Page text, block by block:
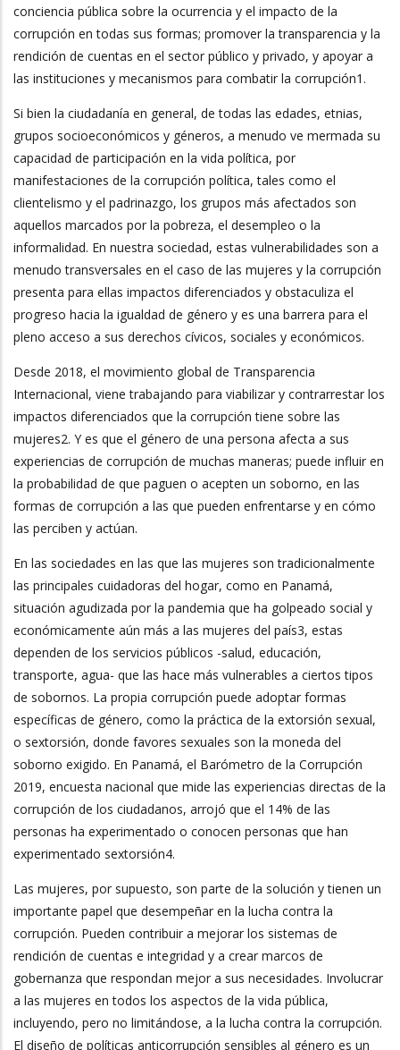
conciencia pública sobre la ocurrencia y el impacto de la
corrupción en todas sus formas; promover la transparencia y la
rendición de cuentas en el sector público y privado, y apoyar a
las instituciones y mecanismos para combatir la corrupción1.
Si bien la ciudadanía en general, de todas las edades, etnias,
grupos socioeconómicos y géneros, a menudo ve mermada su
capacidad de participación en la vida política, por
manifestaciones de la corrupción política, tales como el
clientelismo y el padrinazgo, los grupos más afectados son
aquellos marcados por la pobreza, el desempleo o la
informalidad. En nuestra sociedad, estas vulnerabilidades son a
menudo transversales en el caso de las mujeres y la corrupción
presenta para ellas impactos diferenciados y obstaculiza el
progreso hacia la igualdad de género y es una barrera para el
pleno acceso a sus derechos cívicos, sociales y económicos.
Desde 2018, el movimiento global de Transparencia
Internacional, viene trabajando para viabilizar y contrarrestar los
impactos diferenciados que la corrupción tiene sobre las
mujeres2. Y es que el género de una persona afecta a sus
experiencias de corrupción de muchas maneras; puede influir en
la probabilidad de que paguen o acepten un soborno, en las
formas de corrupción a las que pueden enfrentarse y en cómo
las perciben y actúan.
En las sociedades en las que las mujeres son tradicionalmente
las principales cuidadoras del hogar, como en Panamá,
situación agudizada por la pandemia que ha golpeado social y
económicamente aún más a las mujeres del país3, estas
dependen de los servicios públicos -salud, educación,
transporte, agua- que las hace más vulnerables a ciertos tipos
de sobornos. La propia corrupción puede adoptar formas
específicas de género, como la práctica de la extorsión sexual,
o sextorsión, donde favores sexuales son la moneda del
soborno exigido. En Panamá, el Barómetro de la Corrupción
2019, encuesta nacional que mide las experiencias directas de la
corrupción de los ciudadanos, arrojó que el 14% de las
personas ha experimentado o conocen personas que han
experimentado sextorsión4.
Las mujeres, por supuesto, son parte de la solución y tienen un
importante papel que desempeñar en la lucha contra la
corrupción. Pueden contribuir a mejorar los sistemas de
rendición de cuentas e integridad y a crear marcos de
gobernanza que respondan mejor a sus necesidades. Involucrar
a las mujeres en todos los aspectos de la vida pública,
incluyendo, pero no limitándose, a la lucha contra la corrupción.
El diseño de políticas anticorrupción sensibles al género es un